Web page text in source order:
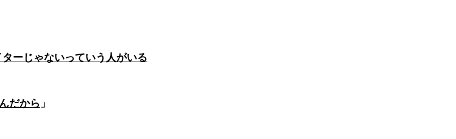
ーじゃないっていう人がいる
だから 」